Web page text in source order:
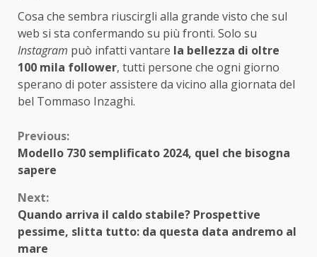
Cosa che sembra riuscirgli alla grande visto che sul
web si sta confermando su più fronti. Solo su
Instagram può infatti vantare la bellezza di oltre
100 mila follower, tutti persone che ogni giorno
sperano di poter assistere da vicino alla giornata del
bel Tommaso Inzaghi.
Continue
Reading
Previous:
Modello 730 semplificato 2024, quel che bisogna
sapere
Next:
Quando arriva il caldo stabile? Prospettive
pessime, slitta tutto: da questa data andremo al
mare